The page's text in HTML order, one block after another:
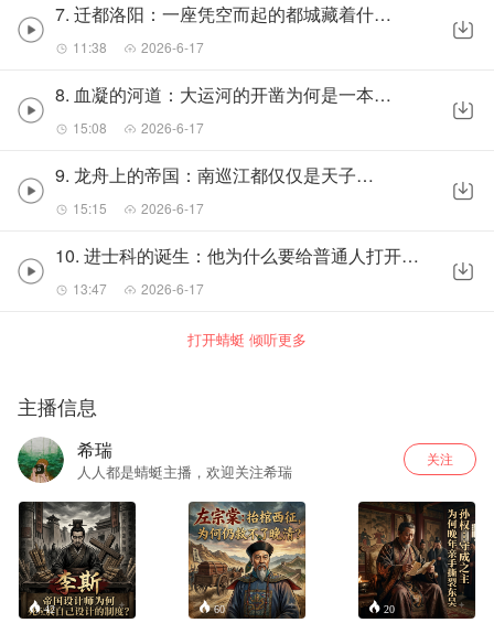
7. 迁都洛阳：一座凭空而起的都城藏着什么野心？
11:38 2026-6-17
8. 血凝的河道：大运河的开凿为何是一本残酷账？
15:08 2026-6-17
9. 龙舟上的帝国：南巡江都仅仅是天子巡幸吗？
15:15 2026-6-17
10. 进士科的诞生：他为什么要给普通人打开一扇门？
13:47 2026-6-17
打开蜻蜓 倾听更多
主播信息
希瑞
人人都是蜻蜓主播，欢迎关注希瑞
关注
42 60 20